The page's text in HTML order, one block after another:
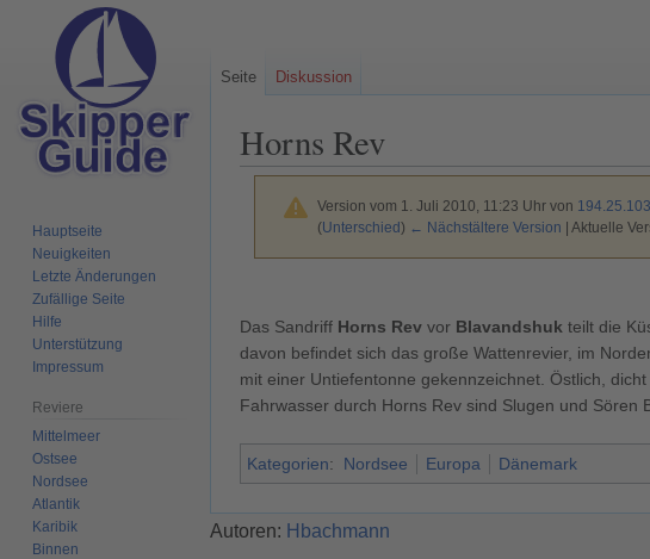
Horns Rev
Version vom 1. Juli 2010, 11:23 Uhr von
(Unterschied) ← Nächstältere Version | Aktuelle
Navigation
springen
Suche
springen
Das Sandriff Horns Rev vor Blavandshuk teilt die
davon befindet sich das große Wattenrevier, im
mit einer Untiefentonne gekennzeichnet. Östlich,
Fahrwasser durch Horns Rev sind Slugen und Sören
Kategorien: Nordsee Europa Dänemark
Autoren: Hbachmann
Seite Diskussion
Hauptseite
Neuigkeiten
Letzte Änderungen
Zufällige Seite
Hilfe
Unterstützung
Impressum
Reviere
Mittelmeer
Ostsee
Nordsee
Atlantik
Karibik
Binnen